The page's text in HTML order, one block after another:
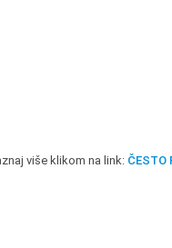
više klikom na link: ČESTO